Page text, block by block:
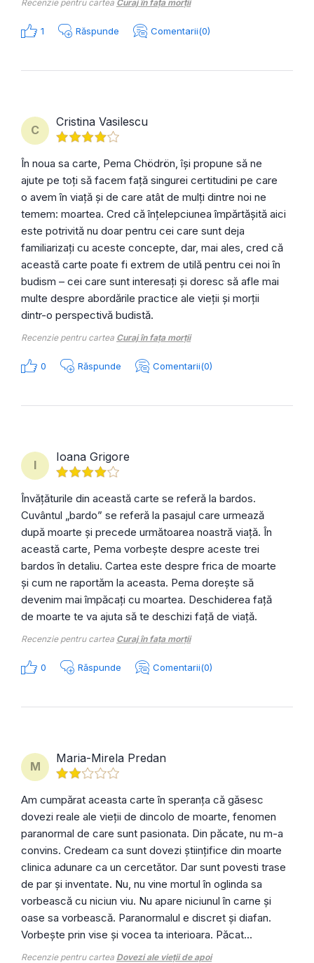
Recenzie pentru cartea Curaj în fața morții
1 Răspunde Comentarii(0)
C
Cristina Vasilescu
În noua sa carte, Pema Chödrön, își propune să ne
ajute pe toți să facem față singurei certitudini pe care
o avem în viață și de care atât de mulți dintre noi ne
temem: moartea. Cred că înțelepciunea împărtășită aici
este potrivită nu doar pentru cei care sunt deja
familiarizați cu aceste concepte, dar, mai ales, cred că
această carte poate fi extrem de utilă pentru cei noi în
budism – cei care sunt interesați și doresc să afle mai
multe despre abordările practice ale vieții și morții
dintr-o perspectivă budistă.
Recenzie pentru cartea Curaj în fața morții
0 Răspunde Comentarii(0)
I
Ioana Grigore
Învățăturile din această carte se referă la bardos.
Cuvântul „bardo” se referă la pasajul care urmează
după moarte și precede următoarea noastră viață. În
această carte, Pema vorbește despre aceste trei
bardos în detaliu. Cartea este despre frica de moarte
și cum ne raportăm la aceasta. Pema dorește să
devenim mai împăcați cu moartea. Deschiderea față
de moarte te va ajuta să te deschizi față de viață.
Recenzie pentru cartea Curaj în fața morții
0 Răspunde Comentarii(0)
M
Maria-Mirela Predan
Am cumpărat aceasta carte în speranța că găsesc
dovezi reale ale vieții de dincolo de moarte, fenomen
paranormal de care sunt pasionata. Din păcate, nu m-a
convins. Credeam ca sunt dovezi științifice din moarte
clinica adunare ca un cercetător. Dar sunt povesti trase
de par și inventate. Nu, nu vine mortul în oglinda sa
vorbească cu niciun viu. Nu apare niciunul în carne și
oase sa vorbească. Paranormalul e discret și diafan.
Vorbește prin vise și vocea ta interioara. Păcat...
Recenzie pentru cartea Dovezi ale vieții de apoi